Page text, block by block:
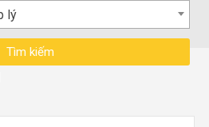
lý